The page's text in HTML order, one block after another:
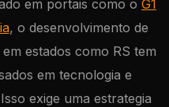
em portais como o G1
, o desenvolvimento de
estados como RS tem
em tecnologia e
exige uma estrategia